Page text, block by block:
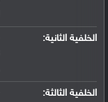
الخلفية الثانية:
الخلفية الثالثة: